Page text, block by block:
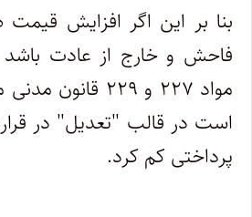
بنا بر این اگر افزایش
فاحش و خارج از عادت
مواد ۲۲۷ و ۲۲۹
است در قالب "تعدیل" در
پرداختی کم کرد.